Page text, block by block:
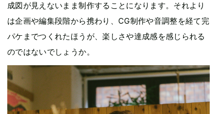
成図が見えないまま制作することになります。それより
は企画や編集段階から携わり、CG制作や音調整を経て完
パケまでつくれたほうが、楽しさや達成感を感じられる
のではないでしょうか。